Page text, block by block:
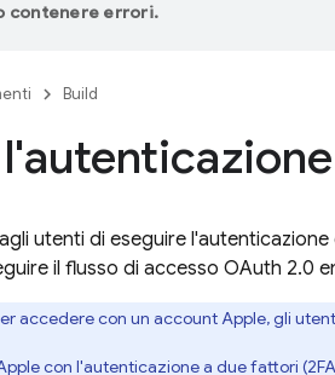
contenere errori.
Build
utenti di eseguire
il flusso di accesso OAuth 2.0
accedere con un account Apple, gli
con l'autenticazione a due fattori